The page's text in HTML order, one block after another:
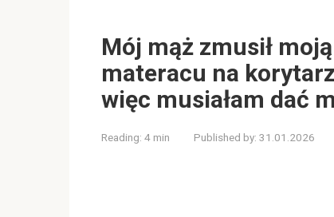
Mój mąż zmusił
materacu na
więc musiałam dać
Reading: 4 min Published by: 31.01.2026